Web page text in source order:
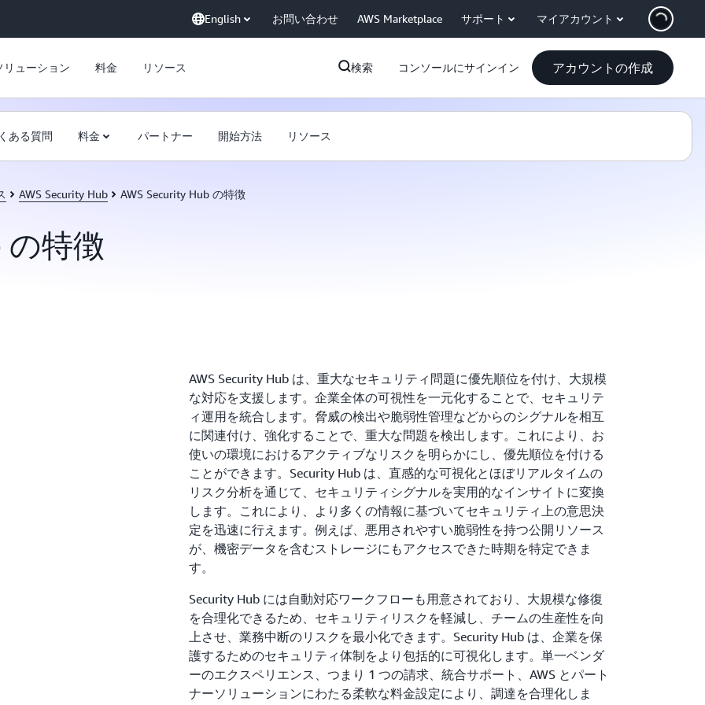
English お問い合わせ AWS Marketplace サポート マイアカウント
リューション 料金 リソース 検索 コンソールにサインイン アカウントの作成
ある質問 料金 パートナー 開始方法 リソース
AWS Security Hub AWS Security Hub の特徴
の特徴
AWS Security Hub は、重大なセキュリティ問題に優先順位を付け、大規模
な対応を支援します。企業全体の可視性を一元化することで、セキュリテ
ィ運用を統合します。脅威の検出や脆弱性管理などからのシグナルを相互
に関連付け、強化することで、重大な問題を検出します。これにより、お
使いの環境におけるアクティブなリスクを明らかにし、優先順位を付ける
ことができます。Security Hub は、直感的な可視化とほぼリアルタイムの
リスク分析を通じて、セキュリティシグナルを実用的なインサイトに変換
します。これにより、より多くの情報に基づいてセキュリティ上の意思決
定を迅速に行えます。例えば、悪用されやすい脆弱性を持つ公開リソース
が、機密データを含むストレージにもアクセスできた時期を特定できま
す。
Security Hub には自動対応ワークフローも用意されており、大規模な修復
を合理化できるため、セキュリティリスクを軽減し、チームの生産性を向
上させ、業務中断のリスクを最小化できます。Security Hub は、企業を保
護するためのセキュリティ体制をより包括的に可視化します。単一ベンダ
ーのエクスペリエンス、つまり 1 つの請求、統合サポート、AWS とパート
ナーソリューションにわたる柔軟な料金設定により、調達を合理化しま